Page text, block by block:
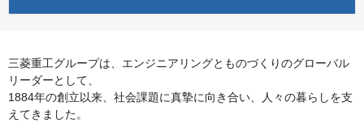
三菱重工グループは、エンジニアリングとものづくりのグローバル
リーダーとして、
1884年の創立以来、社会課題に真摯に向き合い、人々の暮らしを支
えてきました。